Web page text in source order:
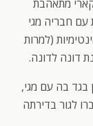
מתאהבת
עם חבריה מגי
(למרות
דונה לדונה.
בגד בה עם מגי,
לגור בדירתה